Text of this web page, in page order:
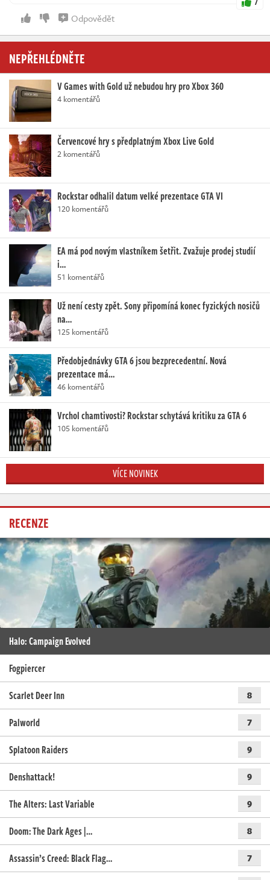
Odpovědět
NEPŘEHLÉDNĚTE
V Games with Gold už nebudou hry pro Xbox 360
4 komentářů
Červencové hry s předplatným Xbox Live Gold
2 komentářů
Rockstar odhalil datum velké prezentace GTA VI
120 komentářů
EA má pod novým vlastníkem šetřit. Zvažuje prodej studií
i…
51 komentářů
Už není cesty zpět. Sony připomíná konec fyzických nosičů
na…
125 komentářů
Předobjednávky GTA 6 jsou bezprecedentní. Nová
prezentace má…
46 komentářů
Vrchol chamtivosti? Rockstar schytává kritiku za GTA 6
105 komentářů
VÍCE NOVINEK
RECENZE
Halo: Campaign Evolved
Fogpiercer
Scarlet Deer Inn
8
Palworld 7
Splatoon Raiders 9
Denshattack! 9
The Alters: Last Variable 9
Doom: The Dark Ages |… 8
Assassin’s Creed: Black Flag… 7